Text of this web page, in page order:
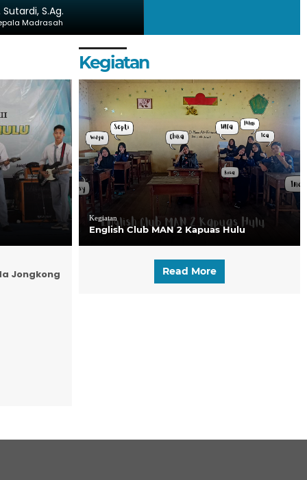
Sutardi, S.Ag.
Madrasah
Jongkong
Kegiatan
Kegiatan
English Club MAN 2 Kapuas Hulu
Read More